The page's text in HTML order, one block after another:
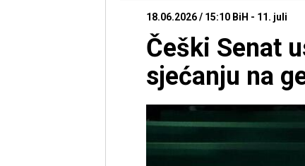
18.06.2026 / 15:10 BiH - 11. juli
Češki Senat
sjećanju na